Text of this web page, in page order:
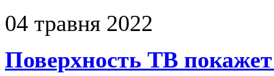
04 травня 2022
Поверхность ТВ